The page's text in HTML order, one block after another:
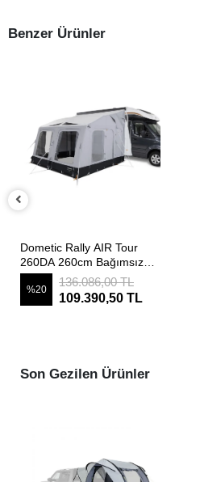
Benzer Ürünler
Dometic Rally AIR Tour
260DA 260cm Bağımsız
Şişme Çekme ve
MotoKaravan Çadırı (Drive
Away)
%20
136.086,00 TL
109.390,50 TL
Son Gezilen Ürünler